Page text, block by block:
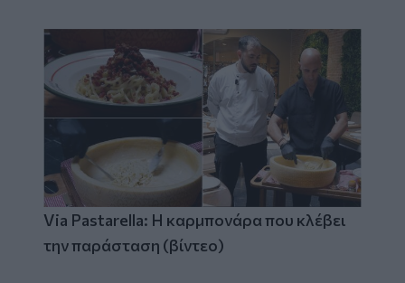
Via Pastarella: Η καρμπονάρα που κλέβει
την παράσταση (βίντεο)